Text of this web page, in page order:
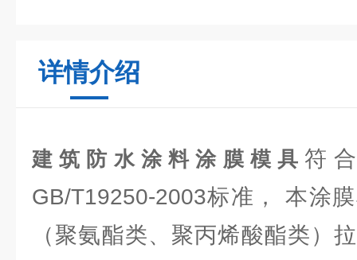
详情介绍
建筑防水涂料涂膜模具 符
GB/T19250-2003标准， 本涂
（聚氨酯类、聚丙烯酸酯类）